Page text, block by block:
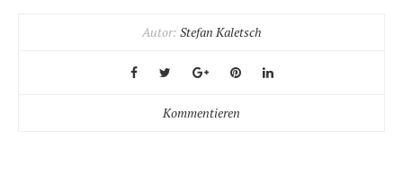
Autor: Stefan Kaletsch
Kommentieren